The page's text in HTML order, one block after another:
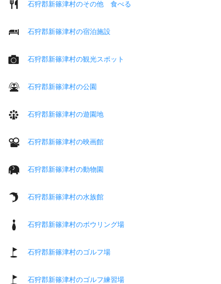
石狩郡新篠津村のその他 食べる
石狩郡新篠津村の宿泊施設
石狩郡新篠津村の観光スポット
石狩郡新篠津村の公園
石狩郡新篠津村の遊園地
石狩郡新篠津村の映画館
石狩郡新篠津村の動物園
石狩郡新篠津村の水族館
石狩郡新篠津村のボウリング場
石狩郡新篠津村のゴルフ場
石狩郡新篠津村のゴルフ練習場